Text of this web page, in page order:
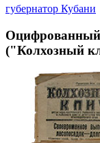
губернатор Кубани
Оцифрованный
("Колхозный